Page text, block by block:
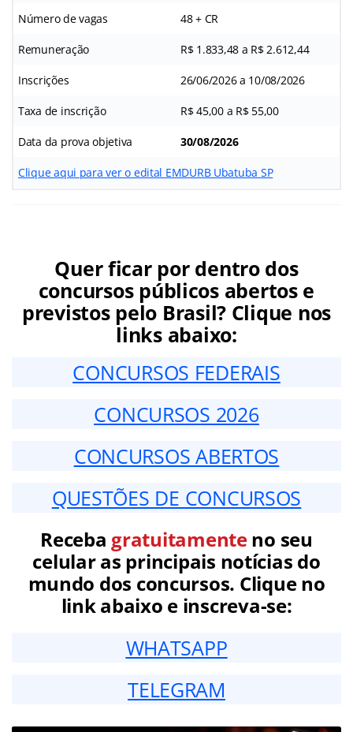
Número de vagas 48 + CR
Remuneração R$ 1.833,48 a R$ 2.612,44
Inscrições 26/06/2026 a 10/08/2026
Taxa de inscrição R$ 45,00 a R$ 55,00
Data da prova objetiva 30/08/2026
Clique aqui para ver o edital EMDURB Ubatuba SP
Quer ficar por dentro dos
concursos públicos abertos e
previstos pelo Brasil? Clique nos
links abaixo:
CONCURSOS FEDERAIS
CONCURSOS 2026
CONCURSOS ABERTOS
QUESTÕES DE CONCURSOS
Receba gratuitamenteno seu
celular as principais notícias do
mundo dos concursos. Clique no
link abaixo e inscreva-se:
WHATSAPP
TELEGRAM